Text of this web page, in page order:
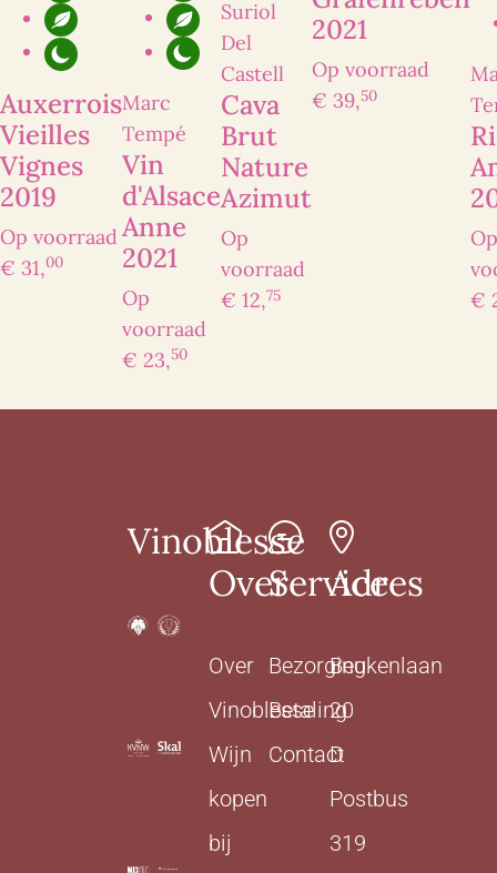
Ik heb interesse
Auxerrois
Vieilles
Vignes
2019
Op voorraad
€ 31,00
Marc
Tempé
Vin
d'Alsace
Anne
2021
Op
voorraad
€ 23,50
Suriol
Del
Castell
Cava
Brut
Nature
Azimut
Op
voorraad
€ 12,75
2021
Op voorraad
€ 39,50
Op
€
Vinoblesse
Over
Over
Vinoblesse
Wijn
kopen
bij
Service
Bezorging
Betaling
Contact
Adres
Beukenlaan
20
D
Postbus
319